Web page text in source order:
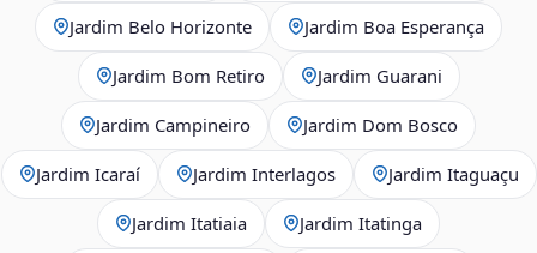
Jardim Belo Horizonte Jardim Boa Esperança
Jardim Bom Retiro Jardim Guarani
Jardim Campineiro Jardim Dom Bosco
Jardim Icaraí Jardim Interlagos Jardim Itaguaçu
Jardim Itatiaia Jardim Itatinga